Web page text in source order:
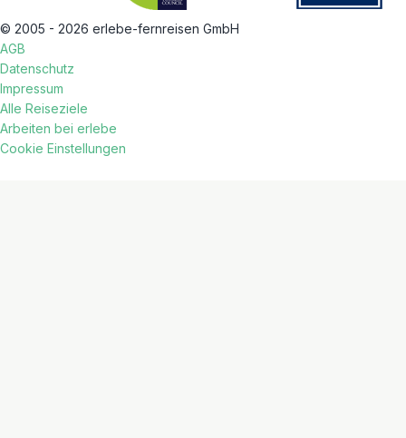
© 2005 - 2026 erlebe-fernreisen GmbH
AGB
Datenschutz
Impressum
Alle Reiseziele
Arbeiten bei erlebe
Cookie Einstellungen